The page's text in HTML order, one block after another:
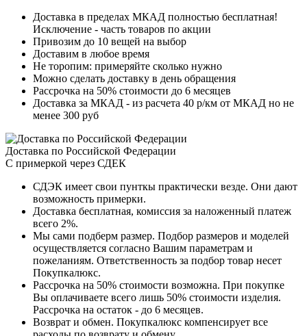
Доставка в пределах МКАД полностью бесплатная!
Исключение - часть товаров по акции
Привозим до 10 вещей на выбор
Доставим в любое время
Не торопим: примеряйте сколько нужно
Можно сделать доставку в день обращения
Рассрочка на 50% стоимости до 6 месяцев
Доставка за МКАД - из расчета 40 р/км от МКАД но не
менее 300 руб
Доставка по Российской Федерации
С примеркой через СДЕК
СДЭК имеет свои пунткы практически везде. Они дают
возможность примерки.
Доставка бесплатная, комиссия за наложенный платеж
всего 2%.
Мы сами подберм размер. Подбор размеров и моделей
осуществляется согласно Вашим параметрам и
пожеланиям. Ответственность за подбор товар несет
Покупкалюкс.
Рассрочка на 50% стоимости возможна. При покупке
Вы оплачиваете всего лишь 50% стоимости изделия.
Рассрочка на остаток - до 6 месяцев.
Возврат и обмен. Покупкалюкс компенсирует все